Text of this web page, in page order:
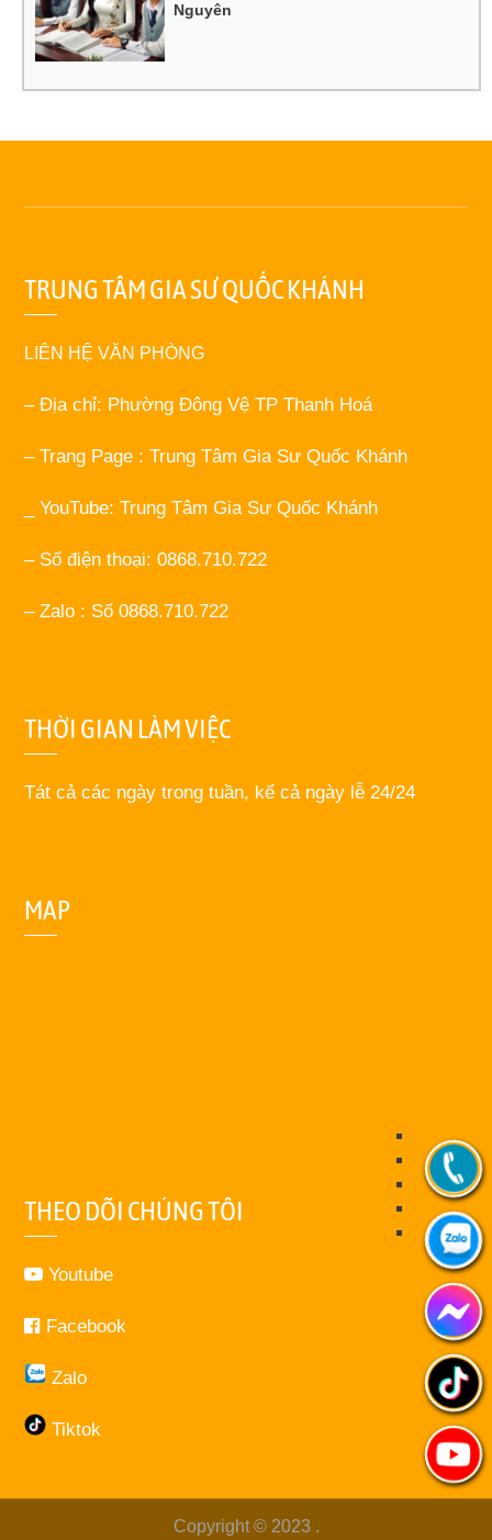
Nguyên
TRUNG TÂM GIA SƯ QUỐC KHÁNH
LIÊN HỆ VĂN PHÒNG
– Địa chỉ: Phường Đông Vệ TP Thanh Hoá
– Trang Page : Trung Tâm Gia Sư Quốc Khánh
_ YouTube: Trung Tâm Gia Sư Quốc Khánh
– Số điện thoại: 0868.710.722
– Zalo : Số 0868.710.722
THỜI GIAN LÀM VIỆC
Tát cả các ngày trong tuần, kể cả ngày lễ 24/24
MAP
THEO DÕI CHÚNG TÔI
Youtube
Facebook
Zalo
Tiktok
Copyright © 2023 .